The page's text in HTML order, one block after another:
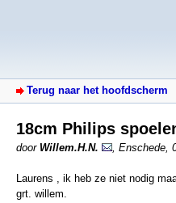
Terug naar het hoofdscherm
18cm Philips
door Willem.H.N. Enschede
Laurens , ik heb ze niet nodig
grt. willem.